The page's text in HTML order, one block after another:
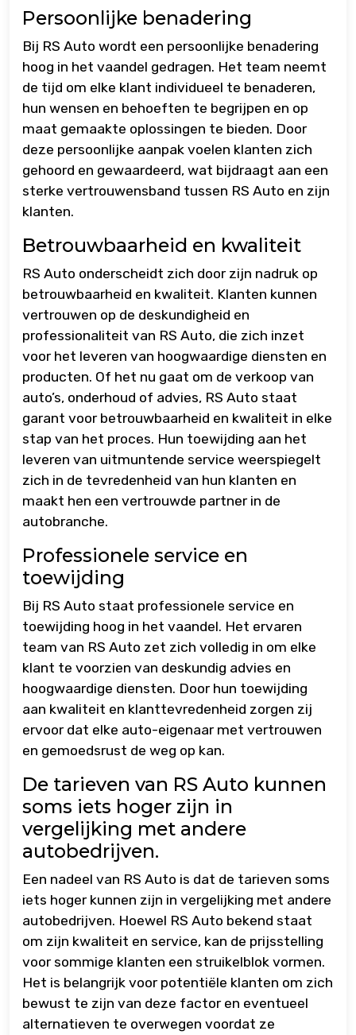
Persoonlijke benadering
Bij RS Auto wordt een persoonlijke benadering
hoog in het vaandel gedragen. Het team neemt
de tijd om elke klant individueel te benaderen,
hun wensen en behoeften te begrijpen en op
maat gemaakte oplossingen te bieden. Door
deze persoonlijke aanpak voelen klanten zich
gehoord en gewaardeerd, wat bijdraagt aan een
sterke vertrouwensband tussen RS Auto en zijn
klanten.
Betrouwbaarheid en kwaliteit
RS Auto onderscheidt zich door zijn nadruk op
betrouwbaarheid en kwaliteit. Klanten kunnen
vertrouwen op de deskundigheid en
professionaliteit van RS Auto, die zich inzet
voor het leveren van hoogwaardige diensten en
producten. Of het nu gaat om de verkoop van
auto’s, onderhoud of advies, RS Auto staat
garant voor betrouwbaarheid en kwaliteit in elke
stap van het proces. Hun toewijding aan het
leveren van uitmuntende service weerspiegelt
zich in de tevredenheid van hun klanten en
maakt hen een vertrouwde partner in de
autobranche.
Professionele service en
toewijding
Bij RS Auto staat professionele service en
toewijding hoog in het vaandel. Het ervaren
team van RS Auto zet zich volledig in om elke
klant te voorzien van deskundig advies en
hoogwaardige diensten. Door hun toewijding
aan kwaliteit en klanttevredenheid zorgen zij
ervoor dat elke auto-eigenaar met vertrouwen
en gemoedsrust de weg op kan.
De tarieven van RS Auto kunnen
soms iets hoger zijn in
vergelijking met andere
autobedrijven.
Een nadeel van RS Auto is dat de tarieven soms
iets hoger kunnen zijn in vergelijking met andere
autobedrijven. Hoewel RS Auto bekend staat
om zijn kwaliteit en service, kan de prijsstelling
voor sommige klanten een struikelblok vormen.
Het is belangrijk voor potentiële klanten om zich
bewust te zijn van deze factor en eventueel
alternatieven te overwegen voordat ze